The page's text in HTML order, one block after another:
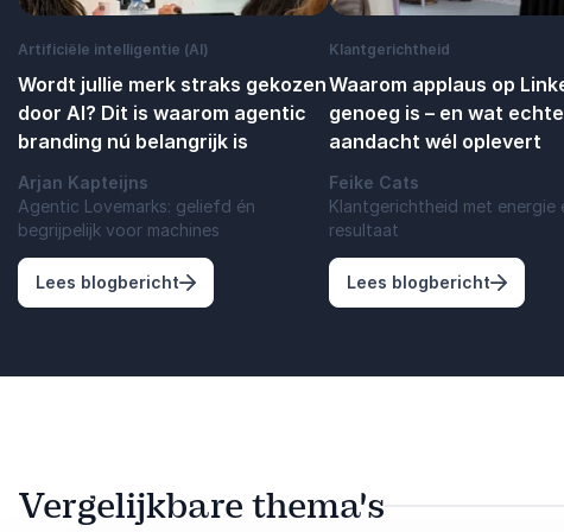
Artificiële intelligentie (AI)
Wordt jullie merk straks gekozen
door AI? Dit is waarom agentic
branding nú belangrijk is
Arjan Kapteijns
Agentic Lovemarks: geliefd én
begrijpelijk voor machines
Lees blogbericht: Wordt jullie merk straks gekozen door AI?
Klantgerichtheid
Waarom applaus op
genoeg is – en wat echte
aandacht wél oplevert
Feike Cats
Klantgerichtheid met energie
resultaat
Lees blogbericht:
Vergelijkbare thema's